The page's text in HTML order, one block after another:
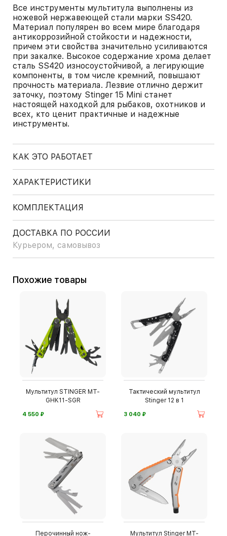
Все инструменты мультитула выполнены из
ножевой нержавеющей стали марки SS420.
Материал популярен во всем мире благодаря
антикоррозийной стойкости и надежности,
причем эти свойства значительно усиливаются
при закалке. Высокое содержание хрома делает
сталь SS420 износоустойчивой, а легирующие
компоненты, в том числе кремний, повышают
прочность материала. Лезвие отлично держит
заточку, поэтому Stinger 15 Mini станет
настоящей находкой для рыбаков, охотников и
всех, кто ценит практичные и надежные
инструменты.
КАК ЭТО РАБОТАЕТ
ХАРАКТЕРИСТИКИ
КОМПЛЕКТАЦИЯ
ДОСТАВКА ПО РОССИИ
Курьером, самовывоз
Похожие товары
Мультитул STINGER MT-
GHK11-SGR
4 550 ⃏
Тактический мультитул
Stinger 12 в 1
3 040 ⃏
Перочинный нож- Мультитул Stinger MT-